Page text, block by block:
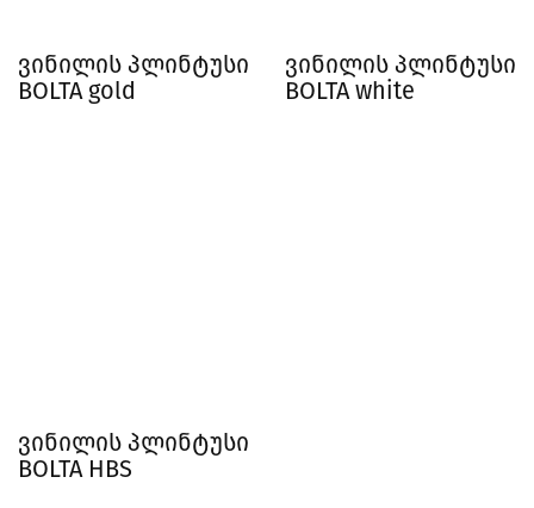
ვინილის პლინტუსი
BOLTA gold
ვინილის პლინტუსი
BOLTA white
ვინილის პლინტუსი
BOLTA HBS